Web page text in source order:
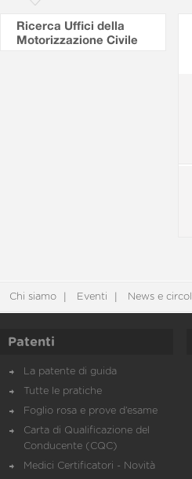
Ricerca Uffici della
Motorizzazione Civile
Chi siamo Eventi News e
Patenti
La patente di guida
Tutte le pratiche
Foglio rosa e prove d’esame
Carta di Qualificazione del
Conducente (CQC)
Medici Certificatori - Novità